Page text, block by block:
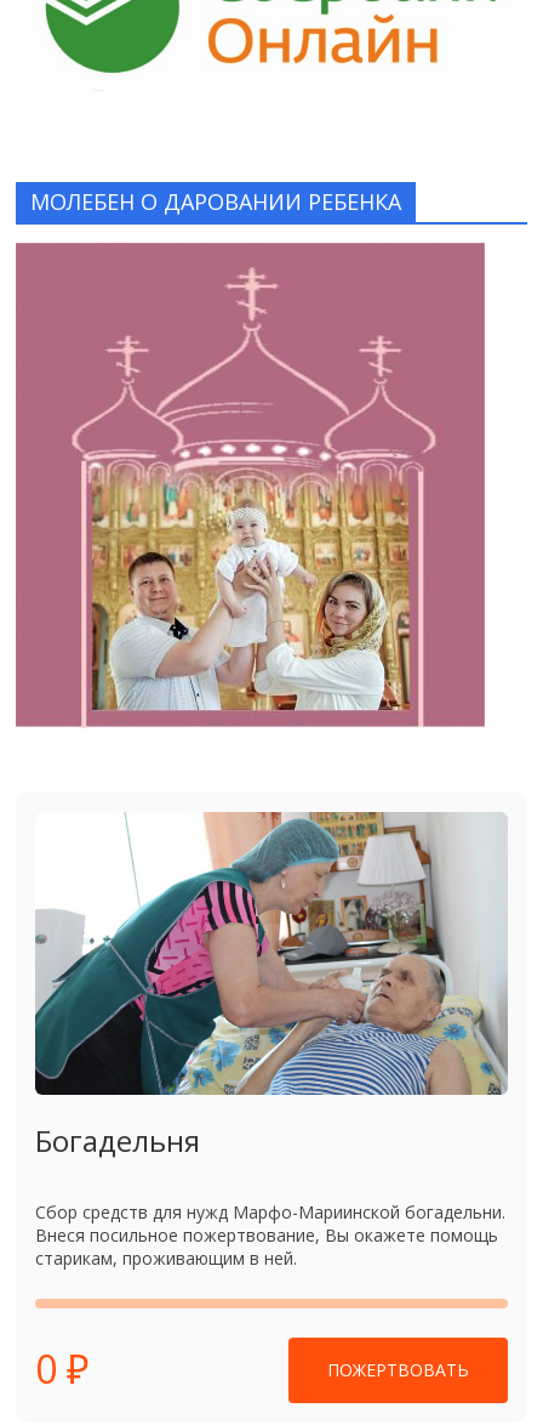
МОЛЕБЕН О ДАРОВАНИИ РЕБЕНКА
Богадельня
Сбор средств для нужд Марфо-Мариинской богадельни.
Внеся посильное пожертвование, Вы окажете помощь
старикам, проживающим в ней.
0 ₽ ПОЖЕРТВОВАТЬ